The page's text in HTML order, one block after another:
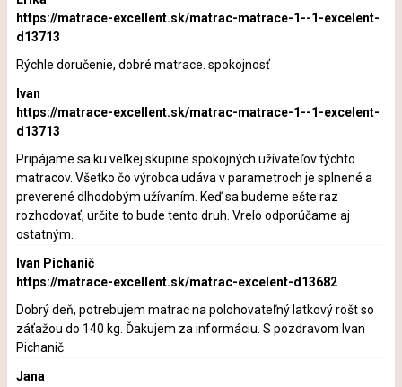
https://matrace-excellent.sk/matrac-matrace-1--1-excelent-
d13713
Rýchle doručenie, dobré matrace. spokojnosť
Ivan
https://matrace-excellent.sk/matrac-matrace-1--1-excelent-
d13713
Pripájame sa ku veľkej skupine spokojných užívateľov týchto
matracov. Všetko čo výrobca udáva v parametroch je splnené a
preverené dlhodobým užívaním. Keď sa budeme ešte raz
rozhodovať, určite to bude tento druh. Vrelo odporúčame aj
ostatným.
Ivan Pichanič
https://matrace-excellent.sk/matrac-excelent-d13682
Dobrý deň, potrebujem matrac na polohovateľný latkový rošt so
záťažou do 140 kg. Ďakujem za informáciu. S pozdravom Ivan
Pichanič
Jana